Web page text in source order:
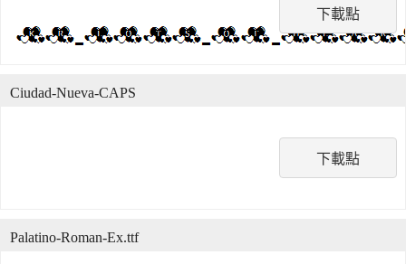
下載點
下載點
Ciudad-Nueva-CAPS
Palatino-Roman-Ex.ttf